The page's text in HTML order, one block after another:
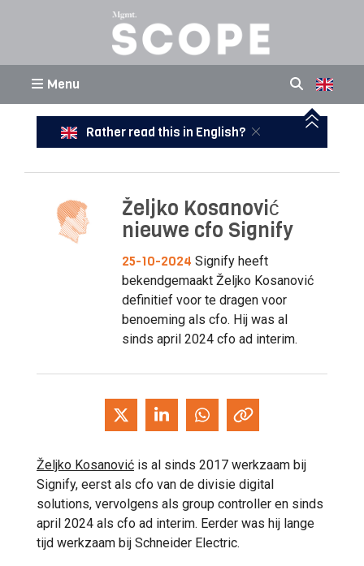
Menu
Rather read this in English?
Željko Kosanović
nieuwe cfo Signify
25-10-2024 Signify heeft
bekendgemaakt Željko Kosanović
definitief voor te dragen voor
benoeming als cfo. Hij was al
sinds april 2024 cfo ad interim.
Željko Kosanović is al sinds 2017 werkzaam bij
Signify, eerst als cfo van de divisie digital
solutions, vervolgens als group controller en sinds
april 2024 als cfo ad interim. Eerder was hij lange
tijd werkzaam bij Schneider Electric.